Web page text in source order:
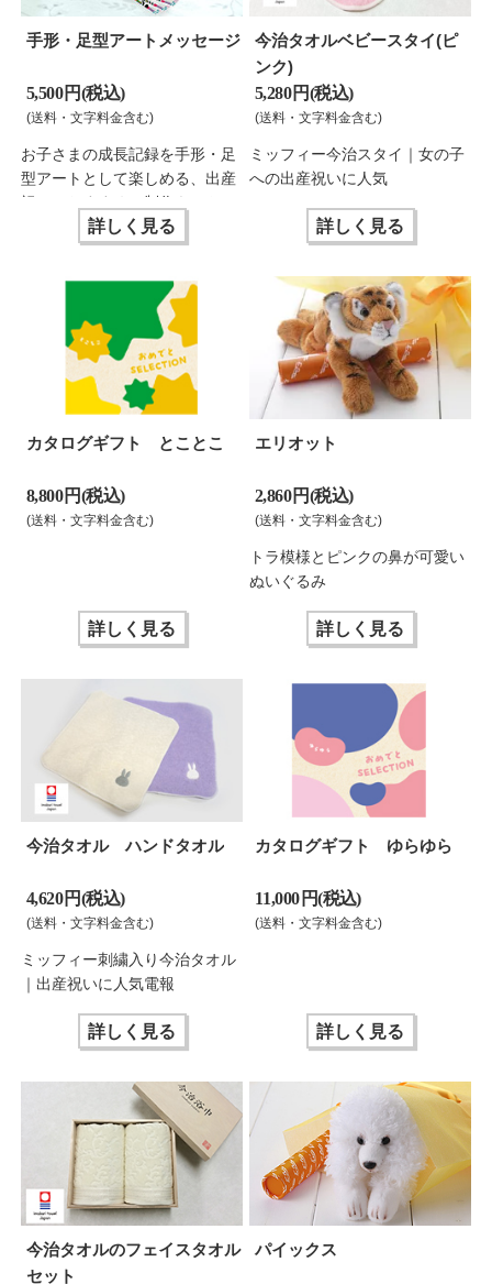
手形・足型アートメッセージ
5,500 円(税込)
(送料・文字料金含む)
お子さまの成長記録を手形・足
型アートとして楽しめる、出産
祝いにおすすめの制作キットで
詳しく見る
今治タオルベビースタイ(ピ
ンク)
5,280 円(税込)
(送料・文字料金含む)
ミッフィー今治スタイ｜女の子
への出産祝いに人気
詳しく見る
カタログギフト とことこ
8,800 円(税込)
(送料・文字料金含む)
詳しく見る
エリオット
2,860 円(税込)
(送料・文字料金含む)
トラ模様とピンクの鼻が可愛い
ぬいぐるみ
詳しく見る
今治タオル ハンドタオル
4,620 円(税込)
(送料・文字料金含む)
ミッフィー刺繍入り今治タオル
｜出産祝いに人気電報
詳しく見る
カタログギフト ゆらゆら
11,000 円(税込)
(送料・文字料金含む)
詳しく見る
今治タオルのフェイスタオル
セット
パイックス